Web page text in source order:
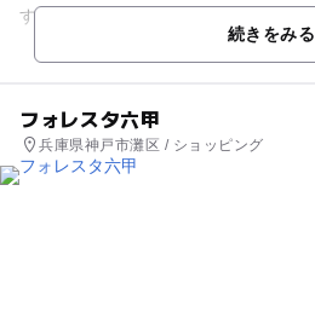
す。ファッション、靴、書店、雑貨
ています。 日常品の買い物...続きをみる
フォレスタ六甲
兵庫県神戸市灘区 / ショッピング